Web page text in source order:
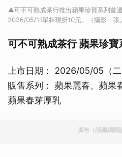
▲可不可熟成茶行推出蘋果珍寶系列首
2026/05/11單杯現折10元。（攝影：張
可不可熟成茶行 蘋果珍寶
上市日期： 2026/05/05（二
販售系列： 蘋果麗春、蘋果
蘋果春芽厚乳
廣告（請繼續閱